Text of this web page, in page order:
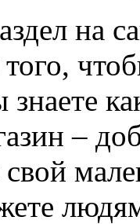
на
того,
–